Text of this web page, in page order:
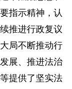
指示精神，认
推进行政复议
局不断推动行
展、推进法治
提供了坚实法